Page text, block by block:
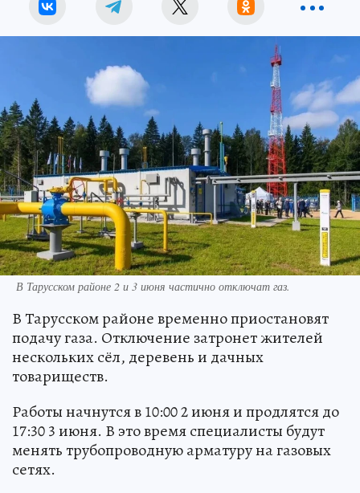
В Тарусском районе 2 и 3 июня частично отключат газ.
В Тарусском районе временно приостановят
подачу газа. Отключение затронет жителей
нескольких сёл, деревень и дачных
товариществ.
Работы начнутся в 10:00 2 июня и продлятся до
17:30 3 июня. В это время специалисты будут
менять трубопроводную арматуру на газовых
сетях.